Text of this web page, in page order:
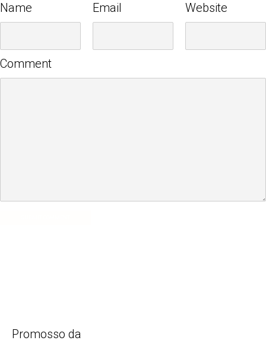
Name Email Website
Comment
Promosso da